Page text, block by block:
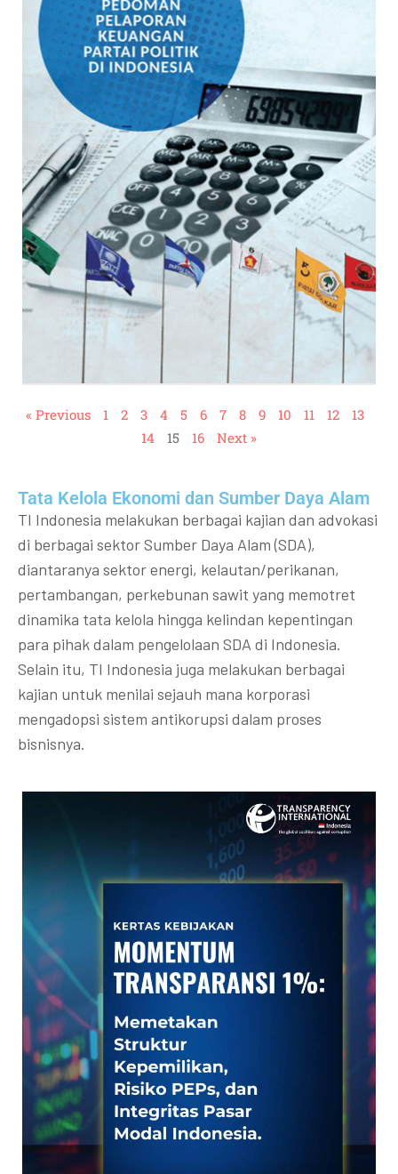
« Previous 1 2 3 4 5 6 7 8 9 10 11 12
13
14
15 16 Next »
Tata Kelola Ekonomi dan Sumber Daya Alam
TI Indonesia melakukan berbagai kajian dan advokasi
di berbagai sektor Sumber Daya Alam (SDA),
diantaranya sektor energi, kelautan/perikanan,
pertambangan, perkebunan sawit yang memotret
dinamika tata kelola hingga kelindan kepentingan
para pihak dalam pengelolaan SDA di Indonesia.
Selain itu, TI Indonesia juga melakukan berbagai
kajian untuk menilai sejauh mana korporasi
mengadopsi sistem antikorupsi dalam proses
bisnisnya.